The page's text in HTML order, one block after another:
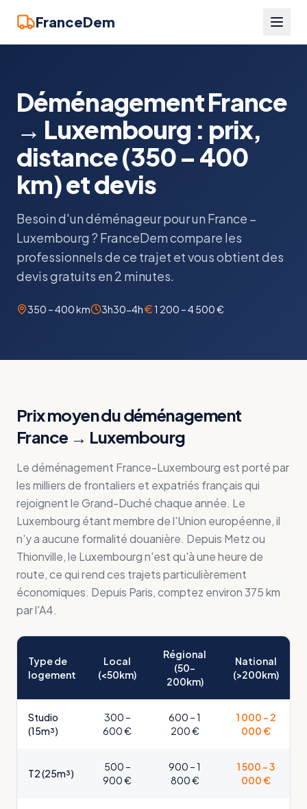
FranceDem
Déménagement France
→ Luxembourg : prix,
distance (350 – 400
km) et devis
Besoin d'un déménageur pour un France –
Luxembourg ? FranceDem compare les
professionnels de ce trajet et vous obtient des
devis gratuits en 2 minutes.
350 – 400 km 3h30-4h 1 200 – 4 500 €
Prix moyen du déménagement
France → Luxembourg
Le déménagement France-Luxembourg est porté par
les milliers de frontaliers et expatriés français qui
rejoignent le Grand-Duché chaque année. Le
Luxembourg étant membre de l'Union européenne, il
n'y a aucune formalité douanière. Depuis Metz ou
Thionville, le Luxembourg n'est qu'à une heure de
route, ce qui rend ces trajets particulièrement
économiques. Depuis Paris, comptez environ 375 km
par l'A4.
Type de
logement
Local
(<50km)
Régional
(50-
200km)
National
(>200km)
Studio
(15m³)
300 –
600 €
600 – 1
200 €
1 000 – 2
000 €
T2 (25m³)
500 –
900 €
900 – 1
800 €
1 500 – 3
000 €